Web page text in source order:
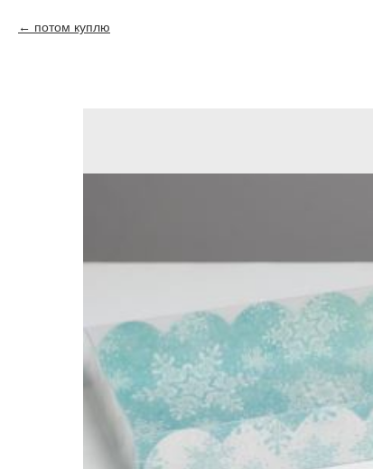
потом куплю